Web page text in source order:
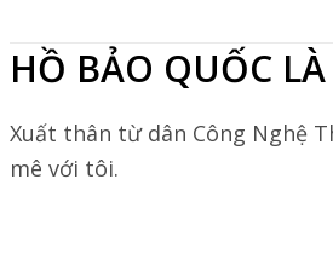
HỒ BẢO QUỐC
Xuất thân từ dân Công Nghệ
mê với tôi.